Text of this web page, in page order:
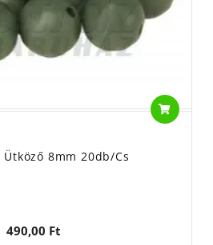
Ütköző 8mm 20db/cs
490,00 Ft